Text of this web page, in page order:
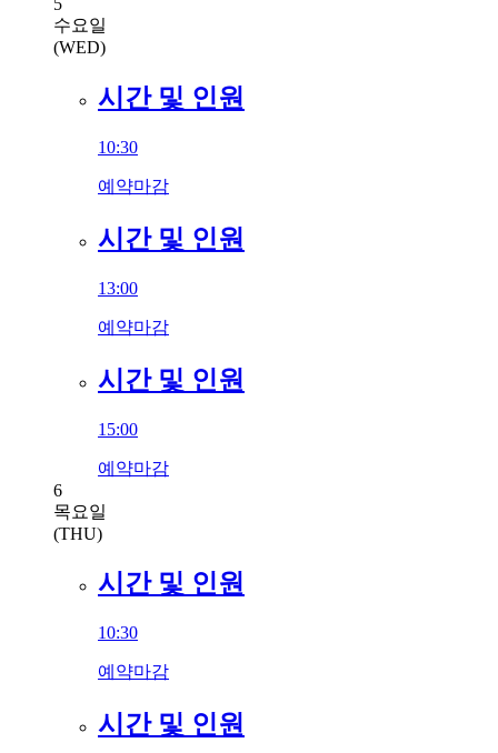
5
수요일
(WED)
시간 및 인원
10:30
예약마감
시간 및 인원
13:00
예약마감
시간 및 인원
15:00
예약마감
6
목요일
(THU)
시간 및 인원
10:30
예약마감
시간 및 인원